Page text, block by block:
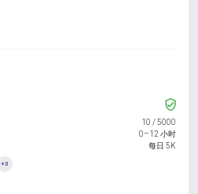
10 /5000
0–12 小时
每日 5K
+3